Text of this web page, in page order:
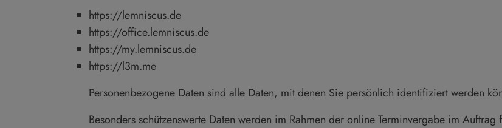
https://lemniscus.de
https://office.lemniscus.de
https://my.lemniscus.de
https://l3m.me
Personenbezogene Daten sind alle Daten, mit denen Sie persönlich identifiziert werden
Besonders schützenswerte Daten werden im Rahmen der online Terminvergabe im Auftrag